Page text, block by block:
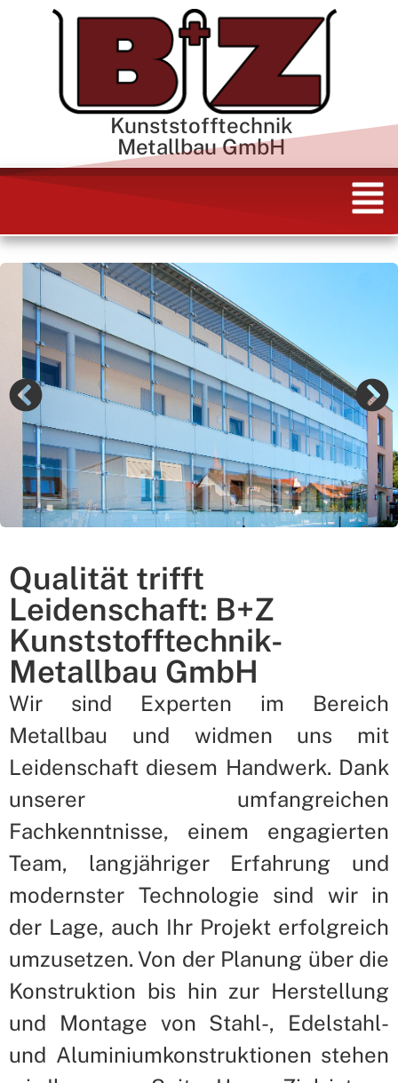
Kunststofftechnik
Metallbau GmbH
Qualität trifft
Leidenschaft: B+Z
Kunststofftechnik-
Metallbau GmbH
Wir sind Experten im Bereich
Metallbau und widmen uns mit
Leidenschaft diesem Handwerk. Dank
unserer umfangreichen
Fachkenntnisse, einem engagierten
Team, langjähriger Erfahrung und
modernster Technologie sind wir in
der Lage, auch Ihr Projekt erfolgreich
umzusetzen. Von der Planung über die
Konstruktion bis hin zur Herstellung
und Montage von Stahl-, Edelstahl-
und Aluminiumkonstruktionen stehen